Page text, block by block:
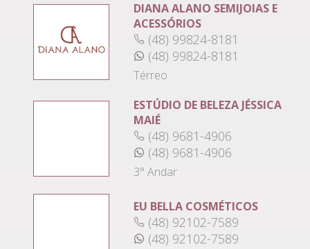
DIANA ALANO SEMIJOIAS E
ACESSÓRIOS
(48) 99824-8181
(48) 99824-8181
Térreo
ESTÚDIO DE BELEZA JÉSSICA
MAIÉ
(48) 9681-4906
(48) 9681-4906
3° Andar
EU BELLA COSMÉTICOS
(48) 92102-7589
(48) 92102-7589